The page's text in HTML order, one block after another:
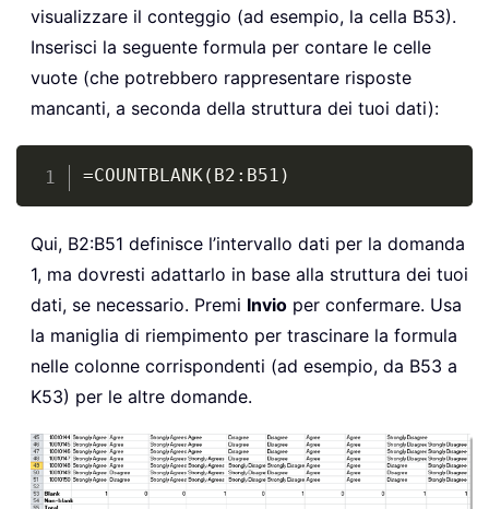
visualizzare il conteggio (ad esempio, la cella B53).
Inserisci la seguente formula per contare le celle
vuote (che potrebbero rappresentare risposte
mancanti, a seconda della struttura dei tuoi dati):
=COUNTBLANK(B2:B51)
Qui, B2:B51 definisce l’intervallo dati per la domanda
1, ma dovresti adattarlo in base alla struttura dei tuoi
dati, se necessario. Premi Invio per confermare. Usa
la maniglia di riempimento per trascinare la formula
nelle colonne corrispondenti (ad esempio, da B53 a
K53) per le altre domande.